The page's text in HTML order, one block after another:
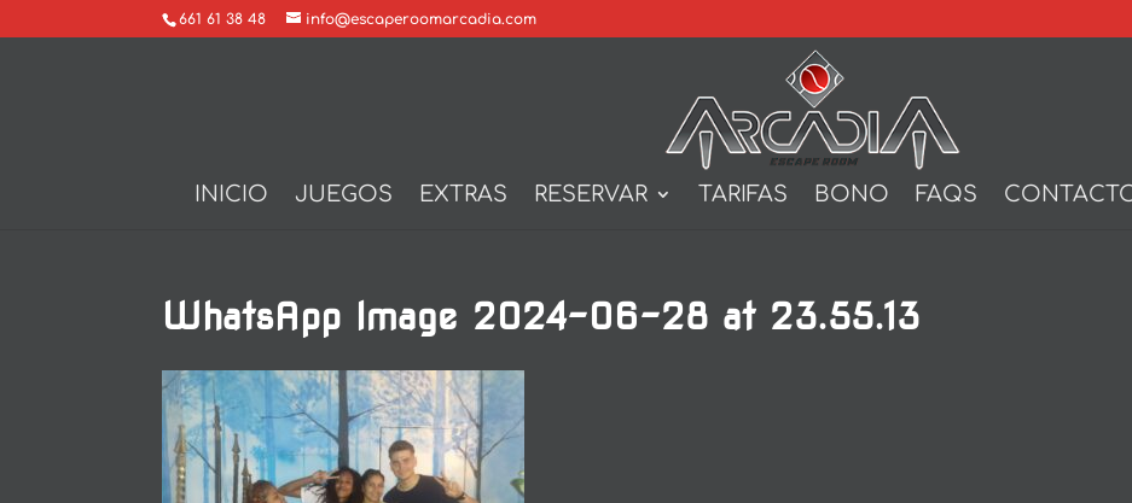
661 61 38 48 info@escaperoomarcadia.com
INICIO JUEGOS EXTRAS RESERVAR TARIFAS BONO FAQS
WhatsApp Image 2024-06-28 at 23.55.13